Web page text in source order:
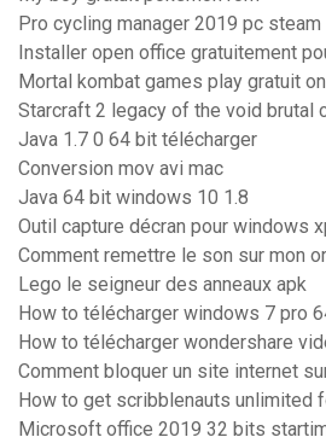
Pro cycling manager 2019 pc steam
Installer open office gratuitement
Mortal kombat games play gratuit
Starcraft 2 legacy of the void brutal
Java 1.7 0 64 bit télécharger
Conversion mov avi mac
Java 64 bit windows 10 1.8
Outil capture décran pour windows
Comment remettre le son sur mon
Lego le seigneur des anneaux apk
How to télécharger windows 7 pro
How to télécharger wondershare
Comment bloquer un site internet
How to get scribblenauts unlimited
Microsoft office 2019 32 bits